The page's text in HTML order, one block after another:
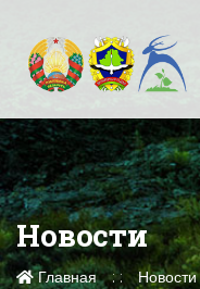
Новости
Главная Новости